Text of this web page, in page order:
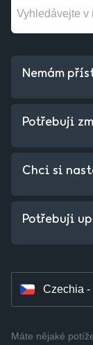
Nemám
Potřebuji
Chci si
Potřebuji
Czechia -
Máte nějaké